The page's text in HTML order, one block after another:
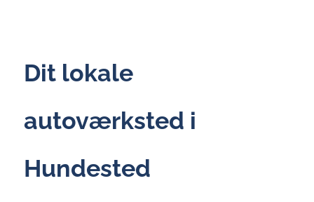
Dit lokale
autoværksted i
Hundested